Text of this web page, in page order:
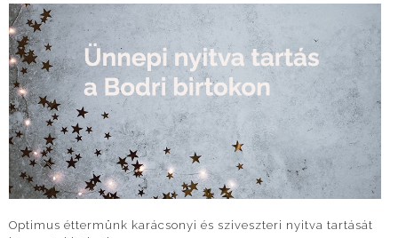
Optimus éttermünk karácsonyi és sziveszteri nyitva tartását